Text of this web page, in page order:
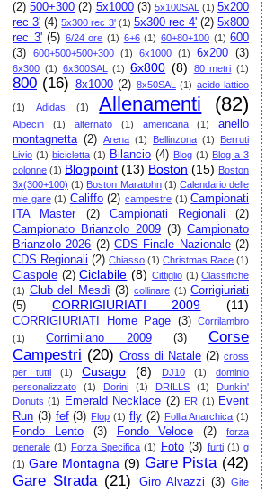
(2) 500+300 (2) 5x1000 (3) 5x100SAL (1) 5x200
rec 3' (4) 5x300 rec 3' (1) 5x300 rec 4' (2) 5x800
rec 3' (5) 6/24 ore (1) 6+6 (1) 60+80+100 (1) 600
(3)
600+500+500+300 (1) 6x1000 (1) 6x200 (3)
6x300 (1) 6x300SAL (1) 6x800 (8) 80 metri (1)
800 (16) 8x1000 (2) 8x50SAL (1) acido lattico
(1) Adidas (1) Allenamenti (82)
Alpecin (1) alternato (1) americana (1)
anello
montagnetta (2) Arena (1) Bellinzona (1)
Berruti
Livio (1) bicicletta (1) Bilancio (4) Blog (1) Blog a 3
colonne (1) Blogpoint (13) Boston (15) Boston
3x(300+100) (1) Boston Maratohn (1) Calendario delle
mie gare (1) Califfo (2) campestre (1) Campionati
ITA Master
(2) Campionati Regionali
(2)
Campionato Brianzolo 2009 (3) Campionato
Brianzolo 2026 (2) CDS Finale Nazionale (2)
CDS Regionali (2) Chiasso (1) Christmas Race (1)
Ciaspole (2) Ciclabile (8) Cittiglio (1) Classifiche
(1) Club del Mesdì (3) collinare (1) Corrigiuriati
(5)
CORRIGIURIATI 2009 (11)
CORRIGIURIATI Home Page (3)
Corrilambro
(1)
Corrimilano 2009 (3)
Corse
Campestri (20) Cross di Natale (2) cross
per tutti
(1) Cusago (8) DJ10 (1)
dominio
personalizzato
(1) Dorini (1) DRILLS (1)
Dunkin'
Donuts (1) Emerald Necklace (2) ER (1) Event
Run (3) fef (3) Flop (1) fly (2) Follia Anarchica (1)
Fondo Lento (3) Fondo Veloce (2)
forza
generale (1) Forza Specifica (1) Foto (3) furti (1) g
(1) Gare Montagna (9) Gare Pista (42)
Gare Strada (21) Giro Alvazzi (3)
Gite